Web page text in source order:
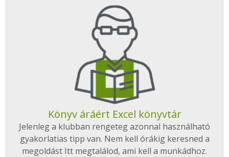
Könyv áráért Excel könyvtár
Jelenleg a klubban rengeteg azonnal használható
gyakorlatias tipp van. Nem kell órákig keresned a
megoldást Itt megtalálod, ami kell a munkádhoz.